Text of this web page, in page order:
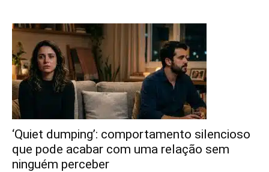
‘Quiet dumping’: comportamento silencioso
que pode acabar com uma relação sem
ninguém perceber